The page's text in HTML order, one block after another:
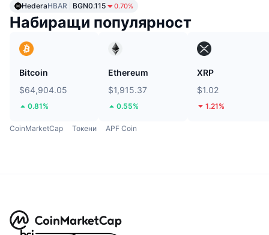
HederaHBAR BGN0.115 0.70%
Набиращи популярност
Bitcoin
$64,904.05
0.81%
Ethereum
$1,915.37
0.55%
XRP
$1.02
1.21%
CoinMarketCap Токени APF Coin